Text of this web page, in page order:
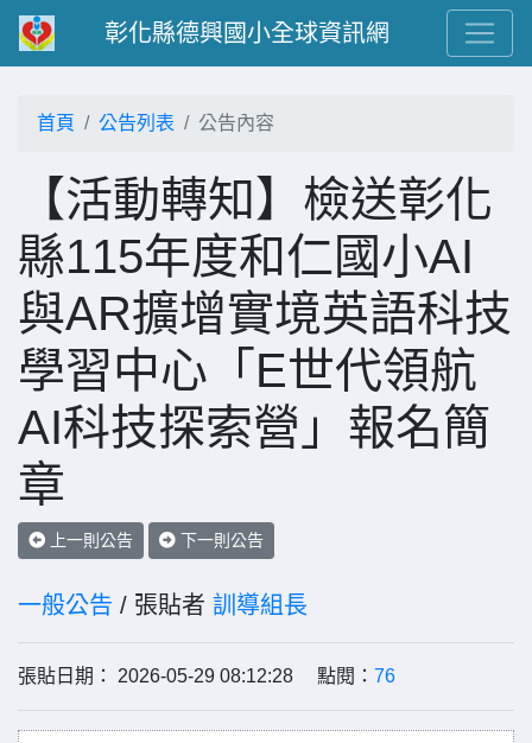
彰化縣德興國小全球資訊網
首頁 公告列表 公告內容
【活動轉知】檢送彰化
縣115年度和仁國小AI
與AR擴增實境英語科技
學習中心「E世代領航
AI科技探索營」報名簡
章
上一則公告 下一則公告
一般公告 / 張貼者 訓導組長
張貼日期： 2026-05-29 08:12:28 點閱： 76